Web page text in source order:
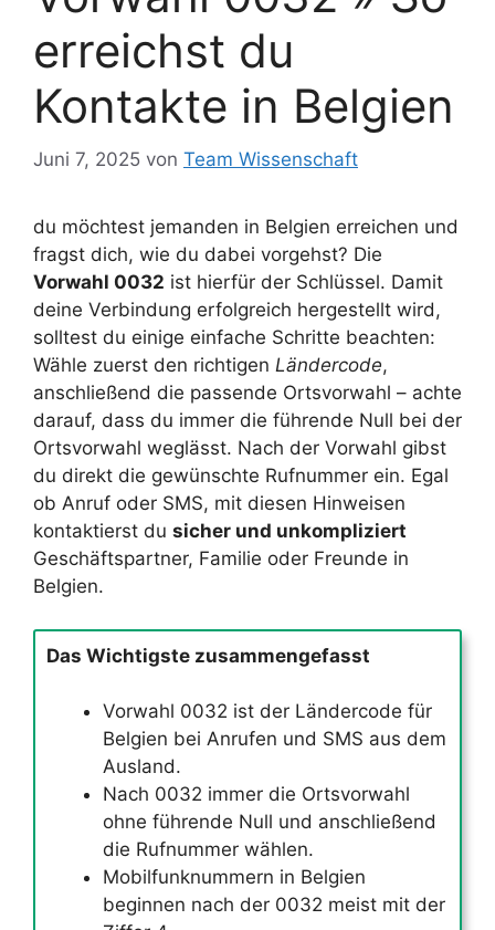
erreichst du
Kontakte in Belgien
Juni 7, 2025 von Team Wissenschaft
du möchtest jemanden in Belgien erreichen und
fragst dich, wie du dabei vorgehst? Die
Vorwahl 0032 ist hierfür der Schlüssel. Damit
deine Verbindung erfolgreich hergestellt wird,
solltest du einige einfache Schritte beachten:
Wähle zuerst den richtigen Ländercode,
anschließend die passende Ortsvorwahl – achte
darauf, dass du immer die führende Null bei der
Ortsvorwahl weglässt. Nach der Vorwahl gibst
du direkt die gewünschte Rufnummer ein. Egal
ob Anruf oder SMS, mit diesen Hinweisen
kontaktierst du sicher und unkompliziert
Geschäftspartner, Familie oder Freunde in
Belgien.
Das Wichtigste zusammengefasst
Vorwahl 0032 ist der Ländercode für
Belgien bei Anrufen und SMS aus dem
Ausland.
Nach 0032 immer die Ortsvorwahl
ohne führende Null und anschließend
die Rufnummer wählen.
Mobilfunknummern in Belgien
beginnen nach der 0032 meist mit der